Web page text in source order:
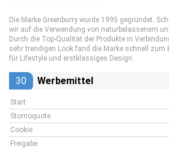
Die Marke Greenburry wurde 1995 gegründet.
wir auf die Verwendung von naturbelassenem
Durch die Top-Qualität der Produkte in
sehr trendigen Look fand die Marke schnell zum
für Lifestyle und erstklassiges Design.
30 Werbemittel
Start
Stornoquote
Cookie
Freigabe